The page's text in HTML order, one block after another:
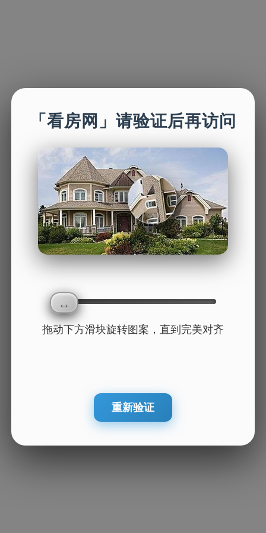
「看房网」请验证后再访问
拖动下方滑块旋转图案，直到完美对齐
重新验证